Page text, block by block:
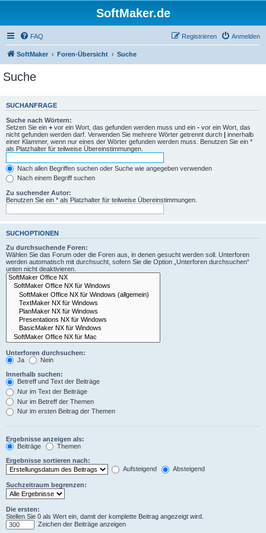
SoftMaker.de
FAQ Anmelden
Registrieren
SoftMaker Foren-Übersicht Suche
Suche
SUCHANFRAGE
Suche nach Wörtern:
Setzen Sie ein + vor ein Wort, das gefunden werden muss und ein - vor ein Wort, das
nicht gefunden werden darf. Verwenden Sie mehrere Wörter getrennt durch | innerhalb
einer Klammer, wenn nur eines der Wörter gefunden werden muss. Benutzen Sie ein *
als Platzhalter für teilweise Übereinstimmungen.
Nach allen Begriffen suchen oder Suche wie angegeben verwenden
Nach einem Begriff suchen
Zu suchender Autor:
Benutzen Sie ein * als Platzhalter für teilweise Übereinstimmungen.
SUCHOPTIONEN
Zu durchsuchende Foren:
Wählen Sie das Forum oder die Foren aus, in denen gesucht werden soll. Unterforen
werden automatisch mit durchsucht, sofern Sie die Option „Unterforen durchsuchen“
unten nicht deaktivieren.
Unterforen durchsuchen:
Ja
Nein
Innerhalb suchen:
Betreff und Text der Beiträge
Nur im Text der Beiträge
Nur im Betreff der Themen
Nur im ersten Beitrag der Themen
Ergebnisse anzeigen als:
Beiträge
Themen
Ergebnisse sortieren nach:
Aufsteigend
Absteigend
Suchzeitraum begrenzen:
Die ersten:
Stellen Sie 0 als Wert ein, damit der komplette Beitrag angezeigt wird.
Zeichen der Beiträge anzeigen